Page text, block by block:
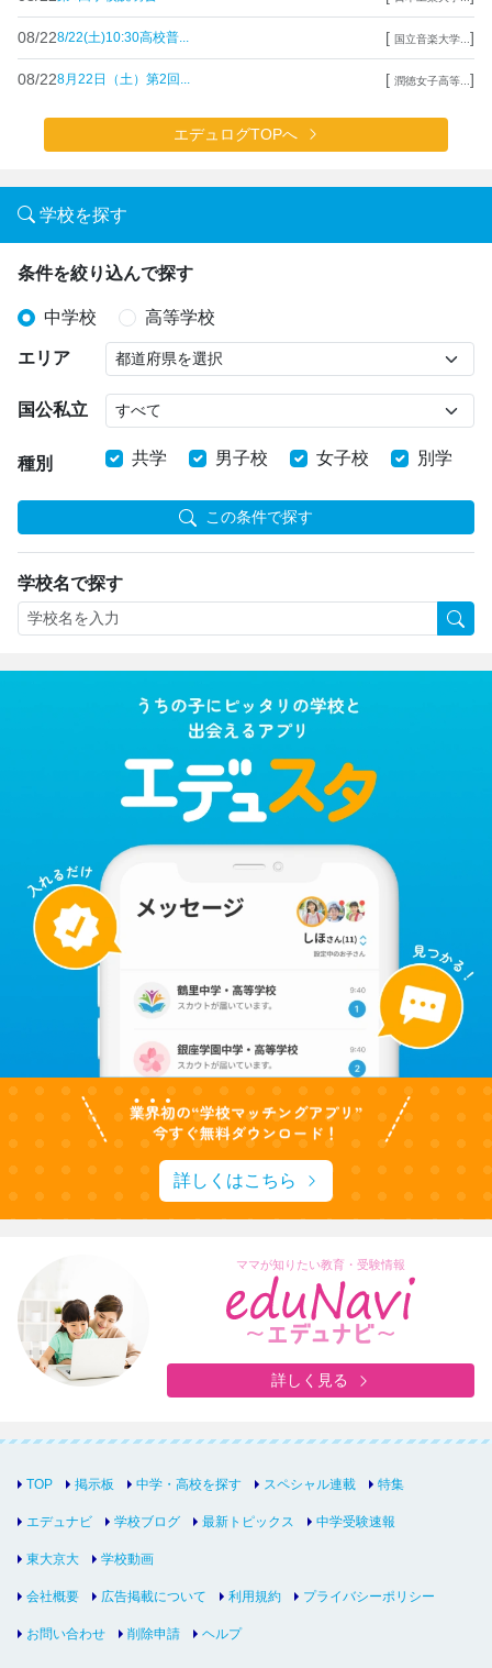
08/228/22(土)10:30高校普... [ 国立音楽大学... ]
08/228月22日（土）第2回... [ 潤徳女子高等... ]
エデュログTOPへ
学校を探す
条件を絞り込んで探す
中学校 高等学校
エリア
国公私立
種別 共学 男子校 女子校 別学
この条件で探す
学校名で探す
詳しくはこちら
ママが知りたい教育・受験情報
詳しく見る
TOP 掲示板 中学・高校を探す スペシャル連載 特集
エデュナビ 学校ブログ 最新トピックス 中学受験速報
東大京大 学校動画
会社概要 広告掲載について 利用規約 プライバシーポリシー
お問い合わせ 削除申請 ヘルプ